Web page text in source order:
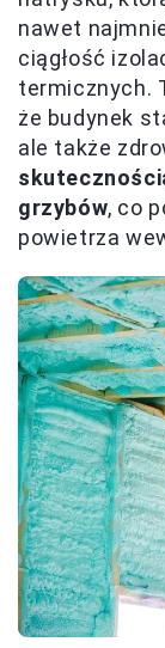
nawet
ciągłość
termicznych.
że budynek
ale także
grzybów, co
powietrza